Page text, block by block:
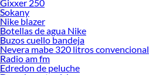
Gixxer 250
Sokany
Nike blazer
Botellas de agua Nike
Buzos cuello bandeja
Nevera mabe 320 litros convencional
Radio am fm
Edredon de peluche